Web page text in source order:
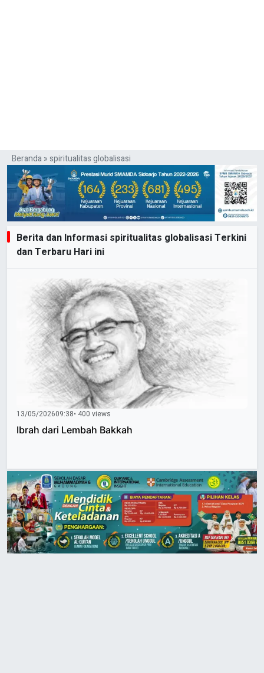
Beranda»spiritualitas globalisasi
Berita dan Informasi spiritualitas globalisasi Terkini
dan Terbaru Hari ini
13/05/202609:38• 400 views
Ibrah dari Lembah Bakkah